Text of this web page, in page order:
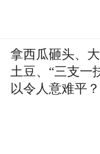
拿西瓜砸头、
土豆、“三支一
以令人意难平？